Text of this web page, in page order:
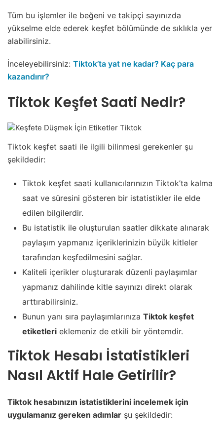
Tüm bu işlemler ile beğeni ve takipçi sayınızda
yükselme elde ederek keşfet bölümünde de sıklıkla yer
alabilirsiniz.
İnceleyebilirsiniz: Tiktok’ta yat ne kadar? Kaç para
kazandırır?
Tiktok Keşfet Saati Nedir?
Tiktok keşfet saati ile ilgili bilinmesi gerekenler şu
şekildedir:
Tiktok keşfet saati kullanıcılarınızın Tiktok’ta kalma
saat ve süresini gösteren bir istatistikler ile elde
edilen bilgilerdir.
Bu istatistik ile oluşturulan saatler dikkate alınarak
paylaşım yapmanız içeriklerinizin büyük kitleler
tarafından keşfedilmesini sağlar.
Kaliteli içerikler oluşturarak düzenli paylaşımlar
yapmanız dahilinde kitle sayınızı direkt olarak
arttırabilirsiniz.
Bunun yanı sıra paylaşımlarınıza Tiktok keşfet
etiketleri eklemeniz de etkili bir yöntemdir.
Tiktok Hesabı İstatistikleri
Nasıl Aktif Hale Getirilir?
Tiktok hesabınızın istatistiklerini incelemek için
uygulamanız gereken adımlar şu şekildedir: